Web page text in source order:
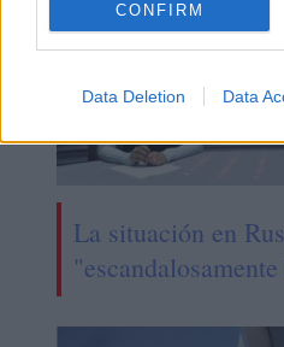
CONFIRM
Data Deletion Data
La situación en